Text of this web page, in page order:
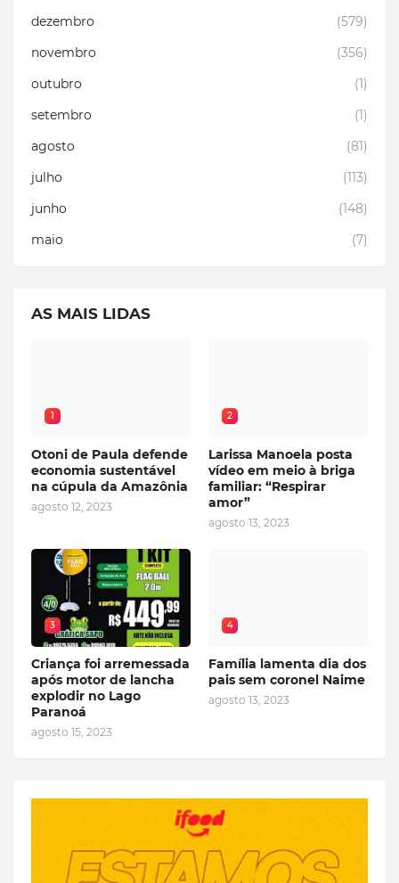
dezembro
(579)
novembro
(356)
outubro
(1)
setembro
(1)
agosto
(81)
julho
(113)
junho
(148)
maio
(7)
AS MAIS LIDAS
1
Otoni de Paula defende
economia sustentável
na cúpula da Amazônia
agosto 12, 2023
2
Larissa Manoela posta
vídeo em meio à briga
familiar: “Respirar
amor”
agosto 13, 2023
3
Criança foi arremessada
após motor de lancha
explodir no Lago
Paranoá
agosto 15, 2023
4
Família lamenta dia dos
pais sem coronel Naime
agosto 13, 2023